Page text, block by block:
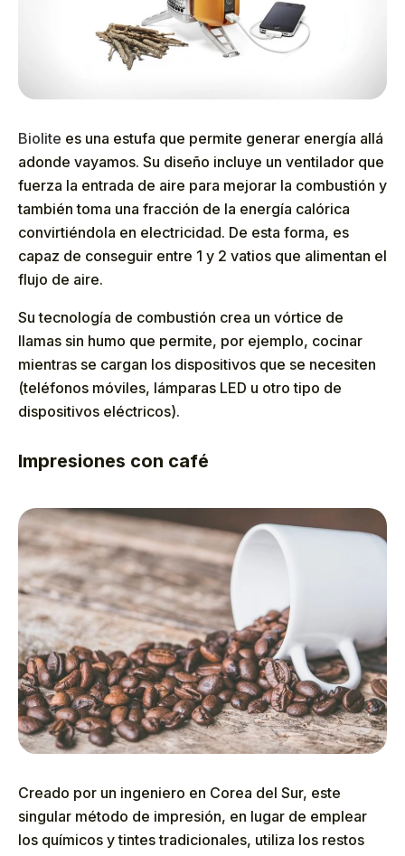
Biolite es una estufa que permite generar energía allá
adonde vayamos. Su diseño incluye un ventilador que
fuerza la entrada de aire para mejorar la combustión y
también toma una fracción de la energía calórica
convirtiéndola en electricidad. De esta forma, es
capaz de conseguir entre 1 y 2 vatios que alimentan el
flujo de aire.
Su tecnología de combustión crea un vórtice de
llamas sin humo que permite, por ejemplo, cocinar
mientras se cargan los dispositivos que se necesiten
(teléfonos móviles, lámparas LED u otro tipo de
dispositivos eléctricos).
Impresiones con café
Creado por un ingeniero en Corea del Sur, este
singular método de impresión, en lugar de emplear
los químicos y tintes tradicionales, utiliza los restos